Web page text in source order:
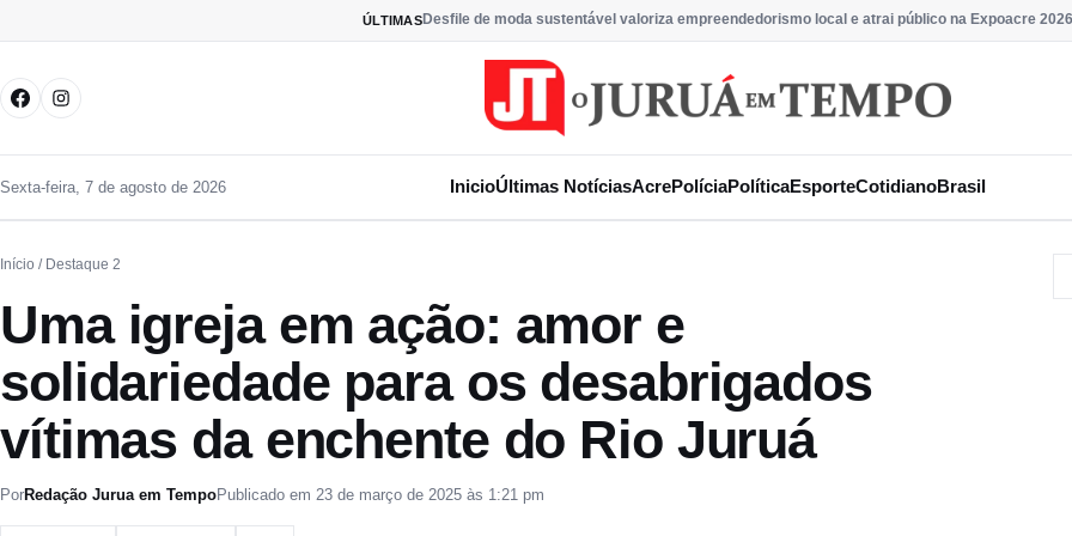
ÚLTIMASDesfile de moda sustentável valoriza empreendedorismo local e atrai público na Expoacre
Sexta-feira, 7 de agosto de 2026 InicioÚltimas NotíciasAcrePolíciaPolíticaEsporteCotidianoBrasil
Início / Destaque 2
Uma igreja em ação: amor e
solidariedade para os desabrigados
vítimas da enchente do Rio Juruá
PorRedação Jurua em TempoPublicado em 23 de março de 2025 às 1:21 pm